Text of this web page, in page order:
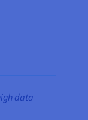
data